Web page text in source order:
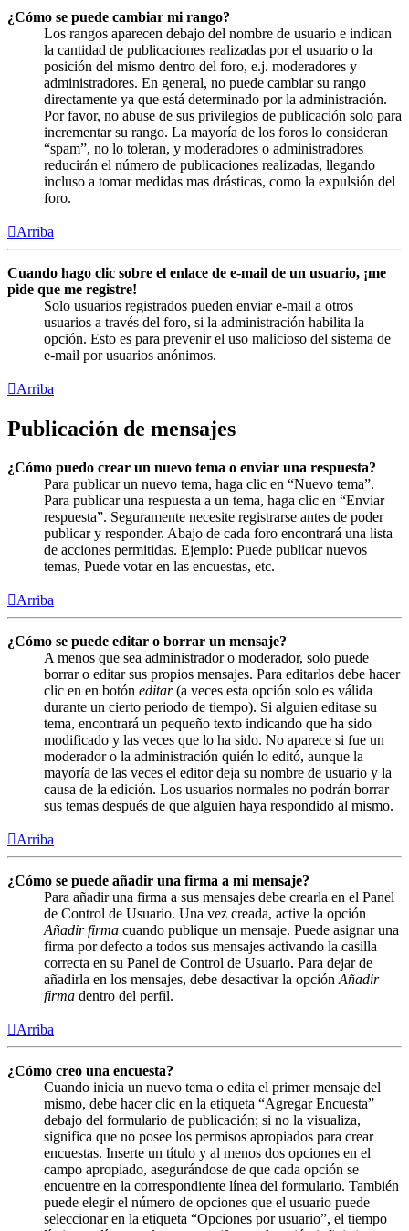
¿Cómo se puede cambiar mi rango?
Los rangos aparecen debajo del nombre de usuario e indican
la cantidad de publicaciones realizadas por el usuario o la
posición del mismo dentro del foro, e.j. moderadores y
administradores. En general, no puede cambiar su rango
directamente ya que está determinado por la administración.
Por favor, no abuse de sus privilegios de publicación solo para
incrementar su rango. La mayoría de los foros lo consideran
“spam”, no lo toleran, y moderadores o administradores
reducirán el número de publicaciones realizadas, llegando
incluso a tomar medidas mas drásticas, como la expulsión del
foro.
Arriba
Cuando hago clic sobre el enlace de e-mail de un usuario, ¡me
pide que me registre!
Solo usuarios registrados pueden enviar e-mail a otros
usuarios a través del foro, si la administración habilita la
opción. Esto es para prevenir el uso malicioso del sistema de
e-mail por usuarios anónimos.
Arriba
Publicación de mensajes
¿Cómo puedo crear un nuevo tema o enviar una respuesta?
Para publicar un nuevo tema, haga clic en “Nuevo tema”.
Para publicar una respuesta a un tema, haga clic en “Enviar
respuesta”. Seguramente necesite registrarse antes de poder
publicar y responder. Abajo de cada foro encontrará una lista
de acciones permitidas. Ejemplo: Puede publicar nuevos
temas, Puede votar en las encuestas, etc.
Arriba
¿Cómo se puede editar o borrar un mensaje?
A menos que sea administrador o moderador, solo puede
borrar o editar sus propios mensajes. Para editarlos debe hacer
clic en en botón editar(a veces esta opción solo es válida
durante un cierto periodo de tiempo). Si alguien editase su
tema, encontrará un pequeño texto indicando que ha sido
modificado y las veces que lo ha sido. No aparece si fue un
moderador o la administración quién lo editó, aunque la
mayoría de las veces el editor deja su nombre de usuario y la
causa de la edición. Los usuarios normales no podrán borrar
sus temas después de que alguien haya respondido al mismo.
Arriba
¿Cómo se puede añadir una firma a mi mensaje?
Para añadir una firma a sus mensajes debe crearla en el Panel
de Control de Usuario. Una vez creada, active la opción
Añadir firma cuando publique un mensaje. Puede asignar una
firma por defecto a todos sus mensajes activando la casilla
correcta en su Panel de Control de Usuario. Para dejar de
añadirla en los mensajes, debe desactivar la opción Añadir
firma dentro del perfil.
Arriba
¿Cómo creo una encuesta?
Cuando inicia un nuevo tema o edita el primer mensaje del
mismo, debe hacer clic en la etiqueta “Agregar Encuesta”
debajo del formulario de publicación; si no la visualiza,
significa que no posee los permisos apropiados para crear
encuestas. Inserte un título y al menos dos opciones en el
campo apropiado, asegurándose de que cada opción se
encuentre en la correspondiente línea del formulario. También
puede elegir el número de opciones que el usuario puede
seleccionar en la etiqueta “Opciones por usuario”, el tiempo